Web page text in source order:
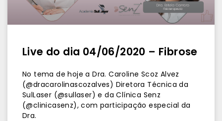
Live do dia 04/06/2020 – Fibrose
No tema de hoje a Dra. Caroline Scoz Alvez
(@dracarolinascozalves) Diretora Técnica da
SulLaser (@sullaser) e da Clínica Senz
(@clinicasenz), com participação especial da
Dra.